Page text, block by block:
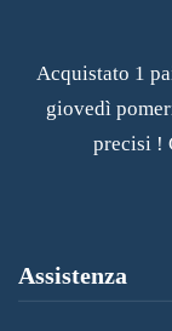
Acquistato 1
giovedì
precisi !
Assistenza